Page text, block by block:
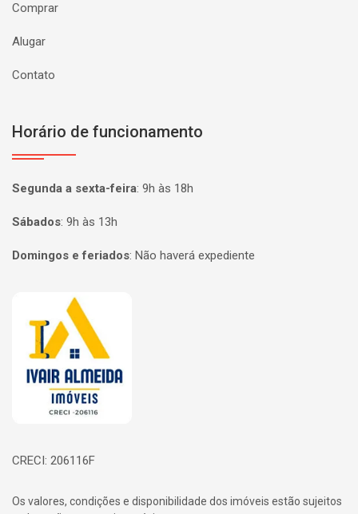
Comprar
Alugar
Contato
Horário de funcionamento
Segunda a sexta-feira: 9h às 18h
Sábados: 9h às 13h
Domingos e feriados: Não haverá expediente
Página inicial
CRECI: 206116F
Os valores, condições e disponibilidade dos imóveis estão sujeitos